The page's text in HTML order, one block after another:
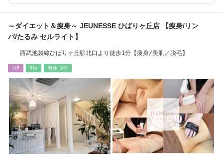
～ダイエット＆痩身～ JEUNESSE ひばりヶ丘店 【痩身/リン
パ/たるみ セルライト】
西武池袋線ひばりヶ丘駅北口より徒歩1分【痩身/美肌／脱毛】
ｴｽﾃ ﾘﾗｸ 整体･ｶｲﾛ